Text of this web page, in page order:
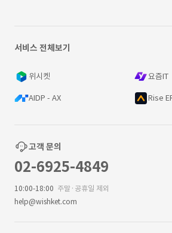
서비스 전체보기
위시켓 요즘IT
AIDP - AX Rise
고객 문의
02-6925-4849
10:00-18:00 주말·공휴일 제외
help@wishket.com